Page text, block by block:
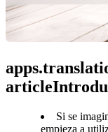
Si se
empieza a